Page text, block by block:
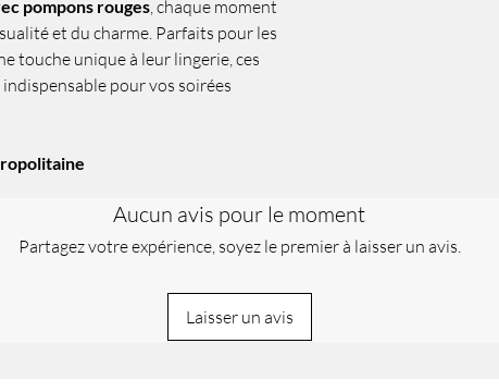
pompons rouges, chaque moment
et du charme. Parfaits pour les
touche unique à leur lingerie, ces
pour vos soirées
Aucun avis pour le moment
Partagez votre expérience, soyez le premier à laisser un avis.
Laisser un avis